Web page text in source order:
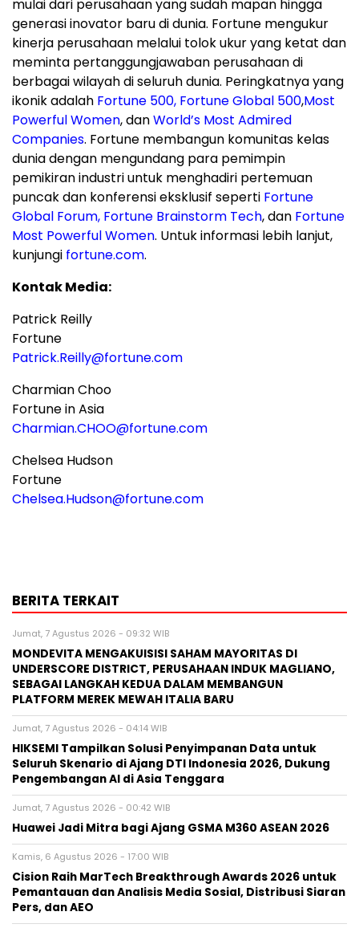
mulai dari perusahaan yang sudah mapan hingga
generasi inovator baru di dunia. Fortune mengukur
kinerja perusahaan melalui tolok ukur yang ketat dan
meminta pertanggungjawaban perusahaan di
berbagai wilayah di seluruh dunia. Peringkatnya yang
ikonik adalah Fortune 500, Fortune Global 500,Most
Powerful Women, danWorld’s Most Admired
Companies. Fortune membangun komunitas kelas
dunia dengan mengundang para pemimpin
pemikiran industri untuk menghadiri pertemuan
puncak dan konferensi eksklusif seperti Fortune
Global Forum, Fortune Brainstorm Tech, dan Fortune
Most Powerful Women. Untuk informasi lebih lanjut,
kunjungi fortune.com.
Kontak Media:
Patrick Reilly
Fortune
Patrick.Reilly@fortune.com
Charmian Choo
Fortune in Asia
Charmian.CHOO@fortune.com
Chelsea Hudson
Fortune
Chelsea.Hudson@fortune.com
BERITA TERKAIT
Jumat, 7 Agustus 2026 - 09:32 WIB
MONDEVITA MENGAKUISISI SAHAM MAYORITAS DI
UNDERSCORE DISTRICT, PERUSAHAAN INDUK MAGLIANO,
SEBAGAI LANGKAH KEDUA DALAM MEMBANGUN
PLATFORM MEREK MEWAH ITALIA BARU
Jumat, 7 Agustus 2026 - 04:14 WIB
HIKSEMI Tampilkan Solusi Penyimpanan Data untuk
Seluruh Skenario di Ajang DTI Indonesia 2026, Dukung
Pengembangan AI di Asia Tenggara
Jumat, 7 Agustus 2026 - 00:42 WIB
Huawei Jadi Mitra bagi Ajang GSMA M360 ASEAN 2026
Kamis, 6 Agustus 2026 - 17:00 WIB
Cision Raih MarTech Breakthrough Awards 2026 untuk
Pemantauan dan Analisis Media Sosial, Distribusi Siaran
Pers, dan AEO